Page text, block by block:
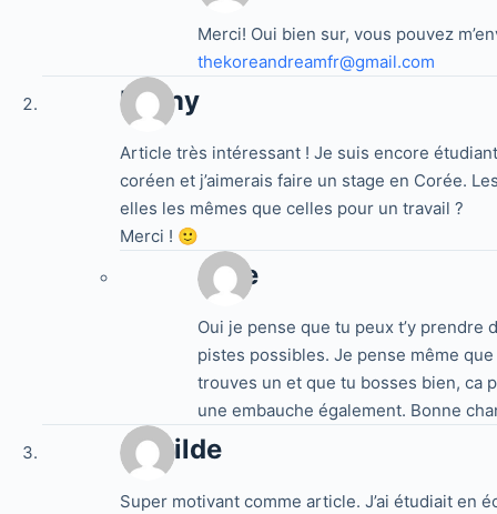
Merci! Oui bien sur, vous pouvez
thekoreandreamfr@gmail.com
Fanny
Article très intéressant ! Je suis encore
coréen et j’aimerais faire un stage en Corée.
elles les mêmes que celles pour un travail ?
Merci ! 🙂
Jake
Oui je pense que tu peux t’y
pistes possibles. Je pense même
trouves un et que tu bosses bien, ca
une embauche également. Bonne
Clotilde
Super motivant comme article. J’ai étudiait en